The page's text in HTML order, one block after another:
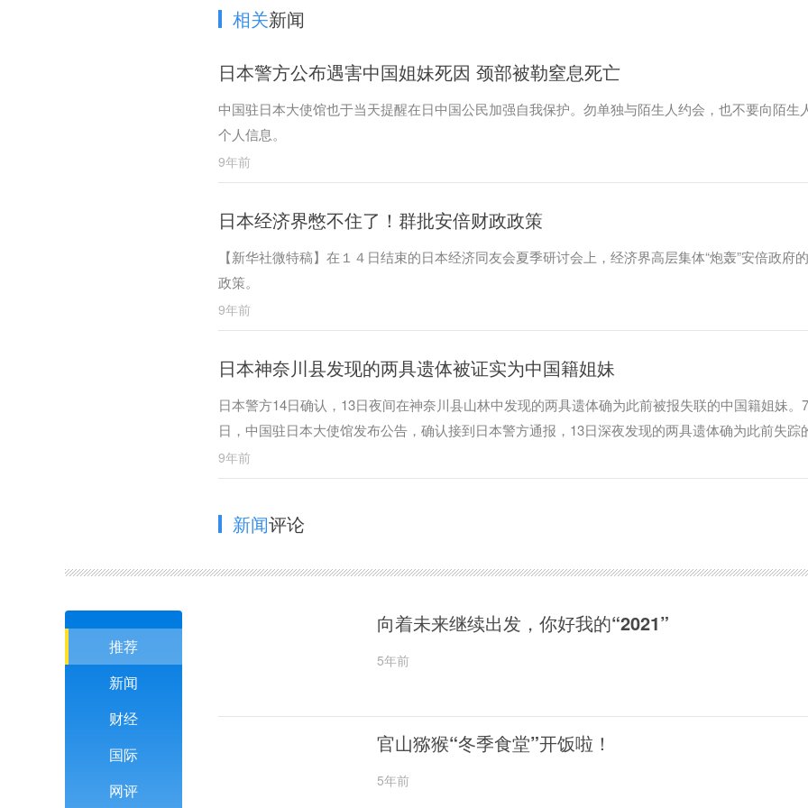
相关新闻
日本警方公布遇害中国姐妹死因 颈部被勒窒息死亡
中国驻日本大使馆也于当天提醒在日中国公民加强自我保护。勿单独与陌生人约会，也不要向陌生
个人信息。
9年前
日本经济界憋不住了！群批安倍财政政策
【新华社微特稿】在１４日结束的日本经济同友会夏季研讨会上，经济界高层集体“炮轰”安倍政府
政策。
9年前
日本神奈川县发现的两具遗体被证实为中国籍姐妹
日本警方14日确认，13日夜间在神奈川县山林中发现的两具遗体确为此前被报失联的中国籍姐妹。
日，中国驻日本大使馆发布公告，确认接到日本警方通报，13日深夜发现的两具遗体确为此前失踪
国籍姐妹。
9年前
新闻评论
推荐
新闻
财经
国际
网评
向着未来继续出发，你好我的“2021”
5年前
官山猕猴“冬季食堂”开饭啦！
5年前